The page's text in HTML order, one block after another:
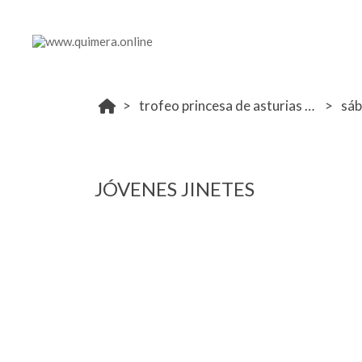
trofeo princesa de asturias 2023, 27-29 oct ucjc
JÓVENES JINETES